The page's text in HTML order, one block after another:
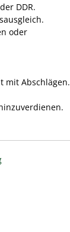
DDR.
oder
mit Abschlägen.